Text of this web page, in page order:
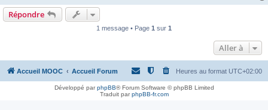
Répondre
1 message • Page 1 sur 1
Aller à
Accueil MOOC Accueil Forum Heures au format UTC+02:00
Développé parphpBB® Forum Software © phpBB Limited
Traduit parphpBB-fr.com